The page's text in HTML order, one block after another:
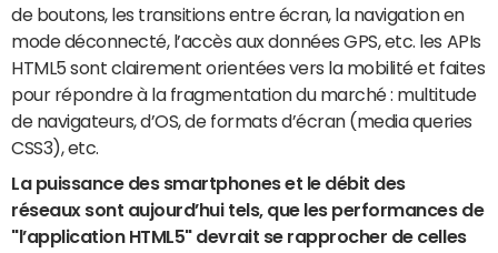
de boutons, les transitions entre écran, la navigation en
mode déconnecté, l’accès aux données GPS, etc. les APIs
HTML5 sont clairement orientées vers la mobilité et faites
pour répondre à la fragmentation du marché : multitude
de navigateurs, d’OS, de formats d’écran (media queries
CSS3), etc.
La puissance des smartphones et le débit des
réseaux sont aujourd’hui tels, que les performances de
"l’application HTML5" devrait se rapprocher de celles